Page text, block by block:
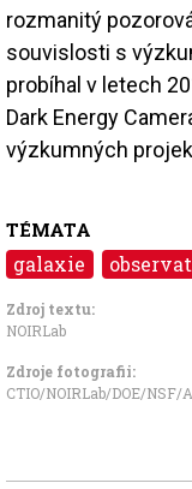
rozmanitý
souvislosti s
probíhal v letech
Dark Energy
výzkumných
TÉMATA
galaxie
Zdroj textu:
NOIRLab
Zdroje fotografii:
CTIO/NOIRLab/DOE/NSF/